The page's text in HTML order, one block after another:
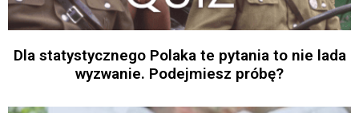
Dla statystycznego Polaka te pytania to nie lada
wyzwanie. Podejmiesz próbę?